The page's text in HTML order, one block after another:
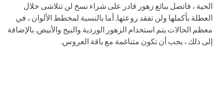
الحية ، فاتصل ببائع زهور قادر على شراء نسخ لن تتلاشى خلال
العطلة بأكملها ولن تفقد روعتها. أما بالنسبة لمخطط الألوان ، في
معظم الحالات يتم استخدام الزهور الوردية والبيج والأبيض. بالإضافة
إلى ذلك ، يجب أن تكون متناغمة مع باقة العروس.